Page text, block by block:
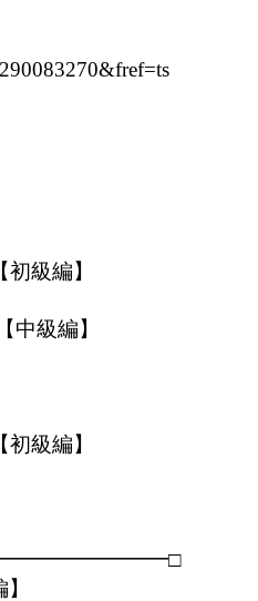
級編】
中級編】
級編】